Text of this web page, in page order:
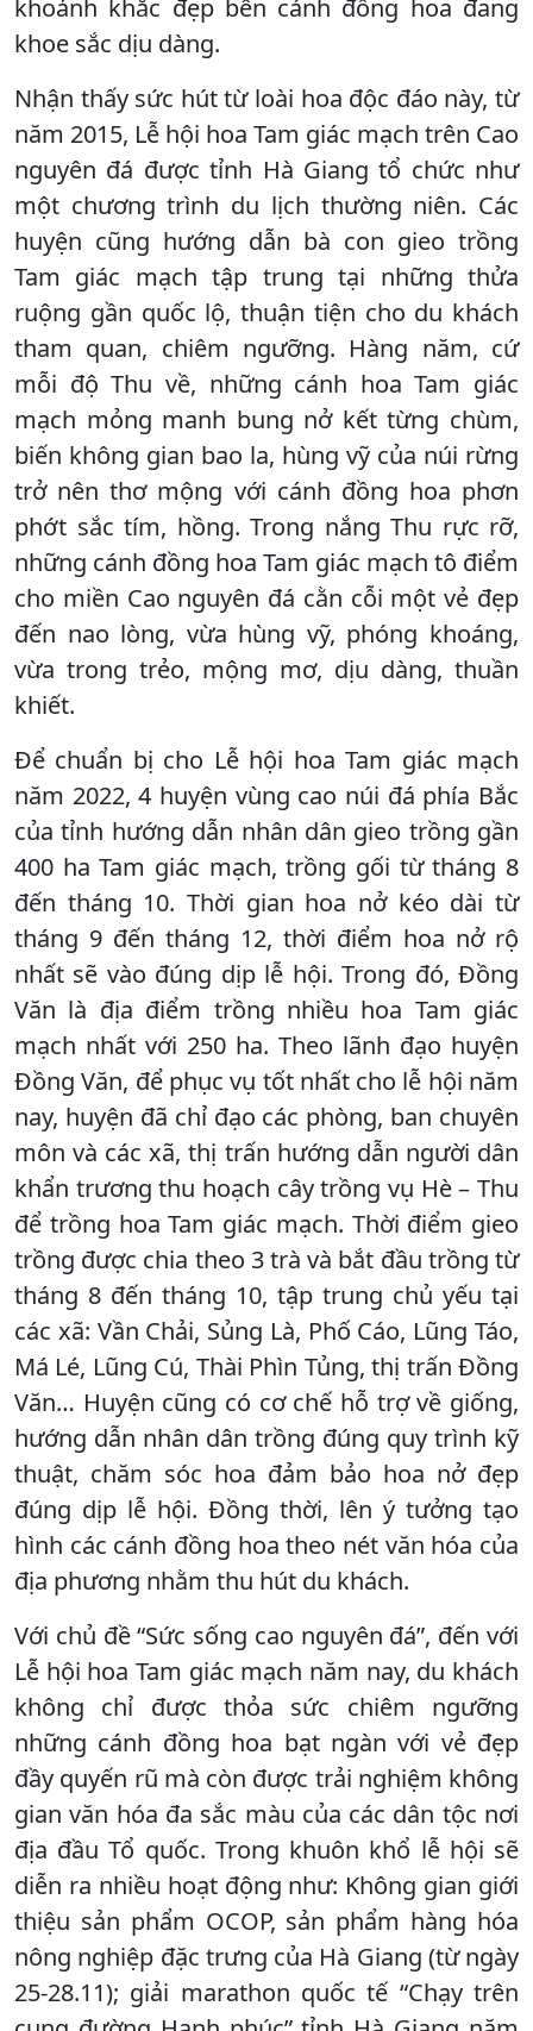
khoảnh khắc đẹp bên cánh đồng hoa đang
khoe sắc dịu dàng.
Nhận thấy sức hút từ loài hoa độc đáo này, từ
năm 2015, Lễ hội hoa Tam giác mạch trên Cao
nguyên đá được tỉnh Hà Giang tổ chức như
một chương trình du lịch thường niên. Các
huyện cũng hướng dẫn bà con gieo trồng
Tam giác mạch tập trung tại những thửa
ruộng gần quốc lộ, thuận tiện cho du khách
tham quan, chiêm ngưỡng. Hàng năm, cứ
mỗi độ Thu về, những cánh hoa Tam giác
mạch mỏng manh bung nở kết từng chùm,
biến không gian bao la, hùng vỹ của núi rừng
trở nên thơ mộng với cánh đồng hoa phơn
phớt sắc tím, hồng. Trong nắng Thu rực rỡ,
những cánh đồng hoa Tam giác mạch tô điểm
cho miền Cao nguyên đá cằn cỗi một vẻ đẹp
đến nao lòng, vừa hùng vỹ, phóng khoáng,
vừa trong trẻo, mộng mơ, dịu dàng, thuần
khiết.
Để chuẩn bị cho Lễ hội hoa Tam giác mạch
năm 2022, 4 huyện vùng cao núi đá phía Bắc
của tỉnh hướng dẫn nhân dân gieo trồng gần
400 ha Tam giác mạch, trồng gối từ tháng 8
đến tháng 10. Thời gian hoa nở kéo dài từ
tháng 9 đến tháng 12, thời điểm hoa nở rộ
nhất sẽ vào đúng dịp lễ hội. Trong đó, Đồng
Văn là địa điểm trồng nhiều hoa Tam giác
mạch nhất với 250 ha. Theo lãnh đạo huyện
Đồng Văn, để phục vụ tốt nhất cho lễ hội năm
nay, huyện đã chỉ đạo các phòng, ban chuyên
môn và các xã, thị trấn hướng dẫn người dân
khẩn trương thu hoạch cây trồng vụ Hè – Thu
để trồng hoa Tam giác mạch. Thời điểm gieo
trồng được chia theo 3 trà và bắt đầu trồng từ
tháng 8 đến tháng 10, tập trung chủ yếu tại
các xã: Vần Chải, Sủng Là, Phố Cáo, Lũng Táo,
Má Lé, Lũng Cú, Thài Phìn Tủng, thị trấn Đồng
Văn… Huyện cũng có cơ chế hỗ trợ về giống,
hướng dẫn nhân dân trồng đúng quy trình kỹ
thuật, chăm sóc hoa đảm bảo hoa nở đẹp
đúng dịp lễ hội. Đồng thời, lên ý tưởng tạo
hình các cánh đồng hoa theo nét văn hóa của
địa phương nhằm thu hút du khách.
Với chủ đề “Sức sống cao nguyên đá”, đến với
Lễ hội hoa Tam giác mạch năm nay, du khách
không chỉ được thỏa sức chiêm ngưỡng
những cánh đồng hoa bạt ngàn với vẻ đẹp
đầy quyến rũ mà còn được trải nghiệm không
gian văn hóa đa sắc màu của các dân tộc nơi
địa đầu Tổ quốc. Trong khuôn khổ lễ hội sẽ
diễn ra nhiều hoạt động như: Không gian giới
thiệu sản phẩm OCOP, sản phẩm hàng hóa
nông nghiệp đặc trưng của Hà Giang (từ ngày
25-28.11); giải marathon quốc tế “Chạy trên